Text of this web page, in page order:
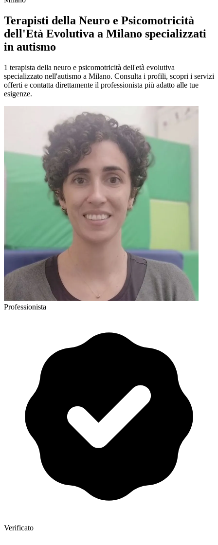
Terapisti della Neuro e Psicomotricità
dell'Età Evolutiva a Milano specializzati
in autismo
1 terapista della neuro e psicomotricità dell'età evolutiva
specializzato nell'autismo a Milano. Consulta i profili, scopri i servizi
offerti e contatta direttamente il professionista più adatto alle tue
esigenze.
Professionista
Verificato